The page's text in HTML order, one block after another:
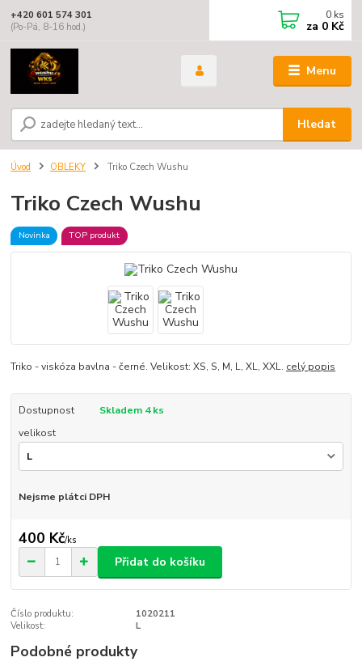
Menu
Hledat
+420 601 574 301
(Po-Pá, 8-16 hod.)
0 ks
za 0 Kč
Úvod OBLEKY Triko Czech Wushu
Triko Czech Wushu
Novinka TOP produkt
Triko - viskóza bavlna - černé. Velikost: XS, S, M, L, XL, XXL. celý popis
Dostupnost
Skladem 4 ks
velikost
Nejsme plátci DPH
400 Kč/ks
Přidat do košíku
Číslo produktu:
1020211
Velikost:
L
Podobné produkty